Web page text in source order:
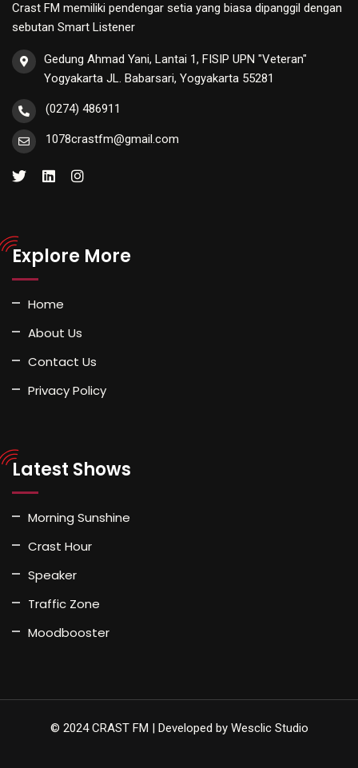
Crast FM memiliki pendengar setia yang biasa dipanggil dengan
sebutan Smart Listener
Gedung Ahmad Yani, Lantai 1, FISIP UPN "Veteran"
Yogyakarta JL. Babarsari, Yogyakarta 55281
(0274) 486911
1078crastfm@gmail.com
Explore More
Home
About Us
Contact Us
Privacy Policy
Latest Shows
Morning Sunshine
Crast Hour
Speaker
Traffic Zone
Moodbooster
© 2024 CRAST FM | Developed by Wesclic Studio